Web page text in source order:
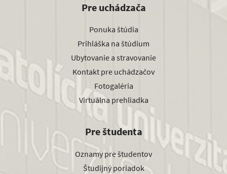
Pre uchádzača
Ponuka štúdia
Prihláška na štúdium
Ubytovanie a stravovanie
Kontakt pre uchádzačov
Fotogaléria
Virtuálna prehliadka
Pre študenta
Oznamy pre študentov
Študijný poriadok